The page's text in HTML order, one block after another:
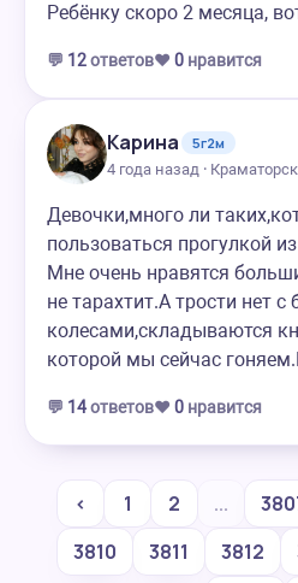
Ребёнку скоро 2 месяца,
💬 12ответов❤️ 0 нравится
Карина
5г2м
4 года назад · Краматорск
Девочки,много ли
пользоваться прогулкой
Мне очень нравятся
не тарахтит.А трости нет
колесами,складываются
которой мы сейчас
💬 14ответов❤️ 0 нравится
‹ 1 2 ...
3810
3811 3812